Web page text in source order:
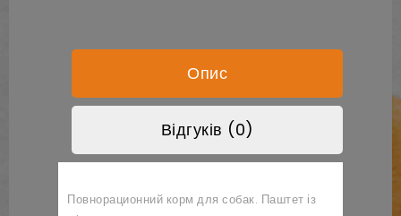
Опис
Відгуків (0)
Повнорационний корм для собак. Паштет із